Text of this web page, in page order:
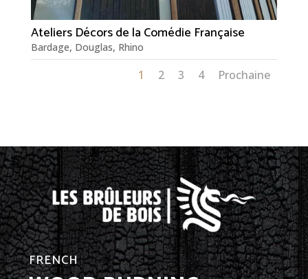
Ateliers Décors de la Comédie Française
Bardage, Douglas, Rhino
1 2 3 4 Prochaine
FRENCH